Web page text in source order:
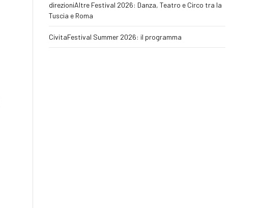
direzioniAltre Festival 2026: Danza, Teatro e Circo tra la
Tuscia e Roma
CivitaFestival Summer 2026: il programma